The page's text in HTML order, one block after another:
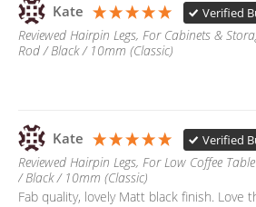
Kate Verified
Reviewed Hairpin Legs, For Cabinets &
Rod / Black / 10mm (Classic)
Kate Verified
Reviewed Hairpin Legs, For Low Coffee
/ Black / 10mm (Classic)
Fab quality, lovely Matt black finish. Love